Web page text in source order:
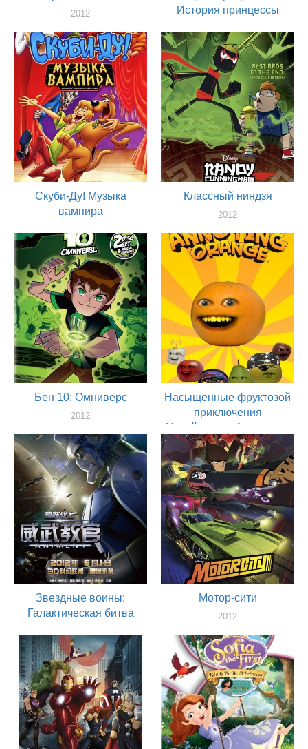
2012
История принцессы
актер
Скуби-Ду! Музыка
вампира
актер
Классный ниндзя
2012
Бен 10: Омниверс
2012
Насыщенные фруктозой
приключения
Назойливого Апельсина
2012
актер
Звездные воины:
Галактическая битва
актер
Мотор-сити
2012